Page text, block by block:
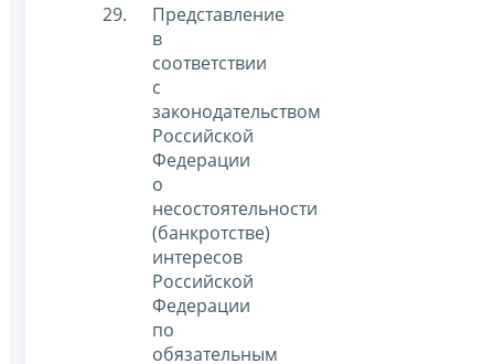
Представление
в
соответствии
с
законодательством
Российской
Федерации
о
несостоятельности
(банкротстве)
интересов
Российской
Федерации
по
обязательным